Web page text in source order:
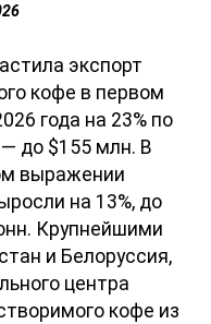
экспорт
кофе в первом
года на 23% по
до $155 млн. В
выражении
на 13%, до
Крупнейшими
и Белоруссия,
центра
кофе из